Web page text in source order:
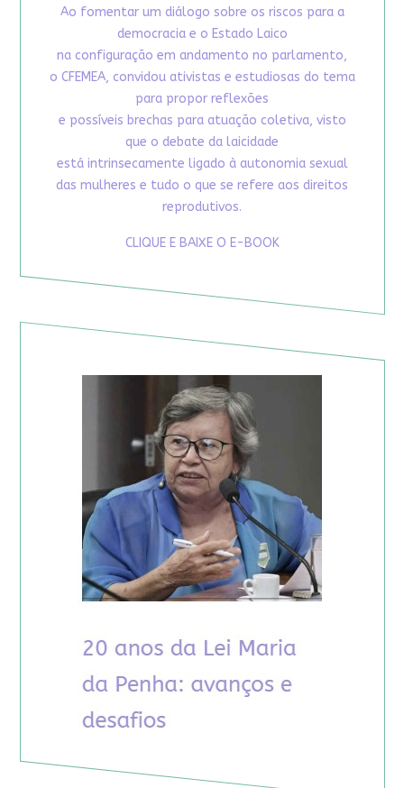
Ao fomentar um diálogo sobre os riscos para a
democracia e o Estado Laico
na configuração em andamento no parlamento,
o CFEMEA, convidou ativistas e estudiosas do tema
para propor reflexões
e possíveis brechas para atuação coletiva, visto
que o debate da laicidade
está intrinsecamente ligado à autonomia sexual
das mulheres e tudo o que se refere aos direitos
reprodutivos.
CLIQUE E BAIXE O E-BOOK